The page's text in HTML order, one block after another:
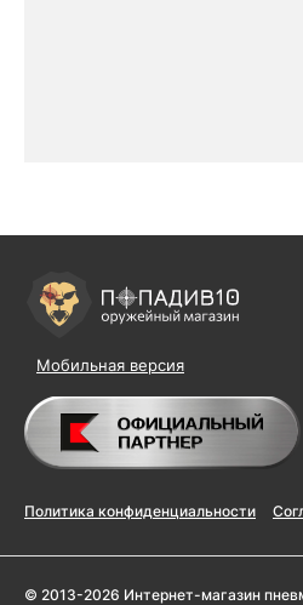
Мобильная версия
Политика конфиденциальности
© 2013-2026 Интернет-магазин